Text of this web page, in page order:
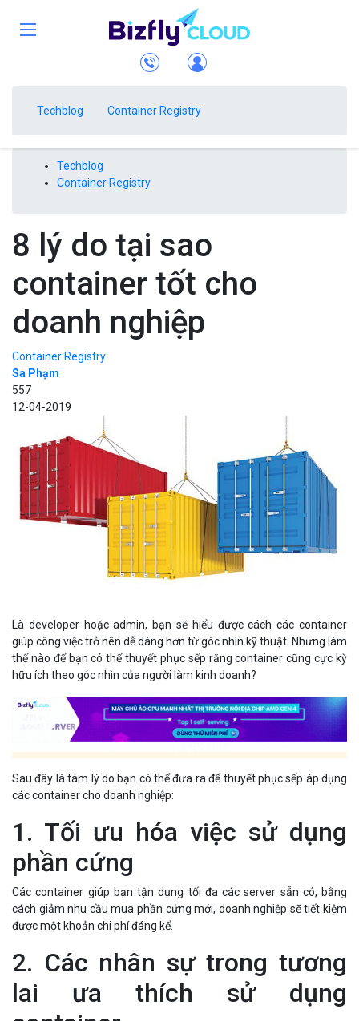
Techblog Container Registry
Techblog
Container Registry
8 lý do tại sao
container tốt cho
doanh nghiệp
Container Registry
Sa Phạm
557
12-04-2019
Là developer hoặc admin, bạn sẽ hiểu được cách các container
giúp công việc trở nên dễ dàng hơn từ góc nhìn kỹ thuật. Nhưng làm
thế nào để bạn có thể thuyết phục sếp rằng container cũng cực kỳ
hữu ích theo góc nhìn của người làm kinh doanh?
Sau đây là tám lý do bạn có thể đưa ra để thuyết phục sếp áp dụng
các container cho doanh nghiệp:
1. Tối ưu hóa việc sử dụng
phần cứng
Các container giúp bạn tận dụng tối đa các server sẵn có, bằng
cách giảm nhu cầu mua phần cứng mới, doanh nghiệp sẽ tiết kiệm
được một khoản chi phí đáng kể.
2. Các nhân sự trong tương
lai ưa thích sử dụng